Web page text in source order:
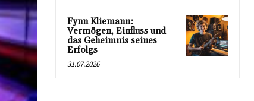
Fynn Kliemann:
Vermögen, Einfluss und
das Geheimnis seines
Erfolgs
31.07.2026